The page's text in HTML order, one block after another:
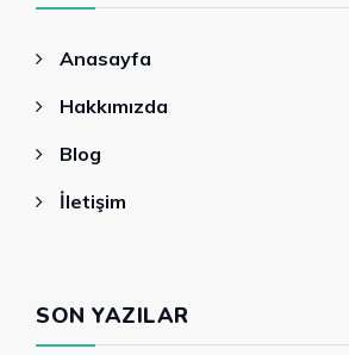
Anasayfa
Hakkımızda
Blog
İletişim
SON YAZILAR